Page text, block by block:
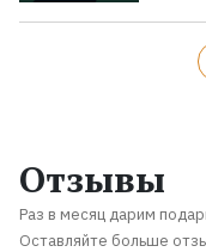
Отзывы
Раз в месяц дарим
Оставляйте больше